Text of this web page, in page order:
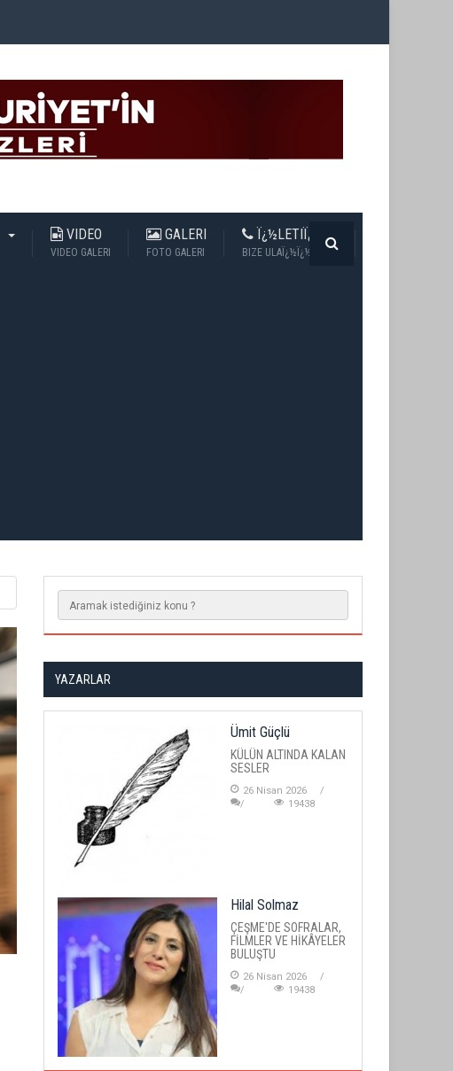
VIDEO
VIDEO GALERI
GALERI
FOTO GALERI
Ï¿½LETIÏ¿½IM
BIZE ULAÏ¿½Ï¿½N
YAZARLAR
Ümit Güçlü
KÜLÜN ALTINDA KALAN
SESLER
26 Nisan 2026
19438
Hilal Solmaz
ÇEŞME'DE SOFRALAR,
FİLMLER VE HİKÂYELER
BULUŞTU
26 Nisan 2026
19438